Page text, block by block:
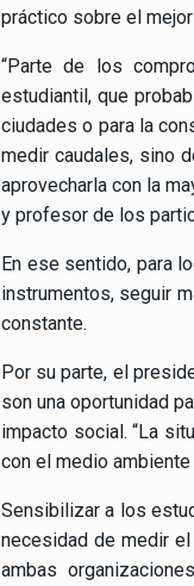
práctico sobre el
“Parte de los
estudiantil, que
ciudades o para la
medir caudales, sino
aprovecharla con la
y profesor de los
En ese sentido, para
instrumentos, seguir
constante.
Por su parte, el
son una oportunidad
impacto social. “La
con el medio
Sensibilizar a los
necesidad de medir
ambas